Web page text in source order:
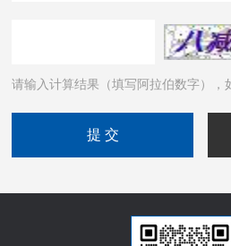
请输入计算结果（填写阿拉伯数字），